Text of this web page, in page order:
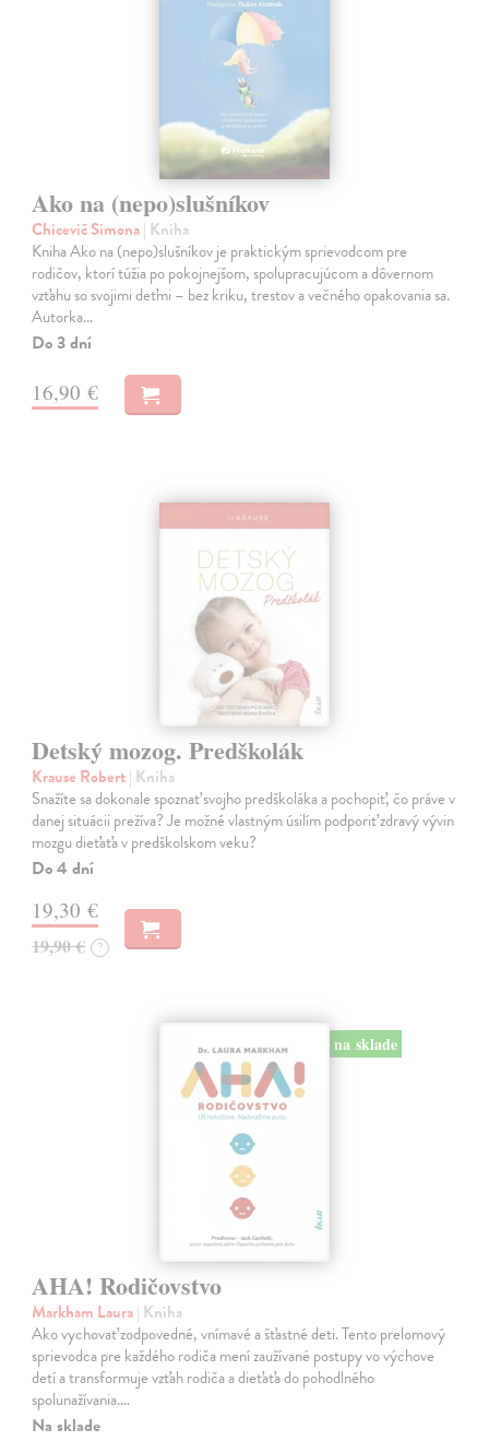
Ako na (nepo)slušníkov
Chicevič Simona| Kniha
Kniha Ako na (nepo)slušníkov je praktickým sprievodcom pre
rodičov, ktorí túžia po pokojnejšom, spolupracujúcom a dôvernom
vzťahu so svojimi deťmi – bez kriku, trestov a večného opakovania sa.
Autorka…
Do 3 dní
16,90 €
Detský mozog. Predškolák
Krause Robert| Kniha
Snažíte sa dokonale spoznať svojho predškoláka a pochopiť, čo práve v
danej situácii prežíva? Je možné vlastným úsilím podporiť zdravý vývin
mozgu dieťaťa v predškolskom veku?
Do 4 dní
19,30 €
19,90 € ?
na sklade
AHA! Rodičovstvo
Markham Laura| Kniha
Ako vychovať zodpovedné, vnímavé a šťastné deti. Tento prelomový
sprievodca pre každého rodiča mení zaužívané postupy vo výchove
detí a transformuje vzťah rodiča a dieťaťa do pohodlného
spolunažívania.…
Na sklade